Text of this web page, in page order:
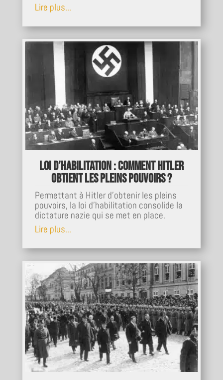
Lire plus...
Loi d’habilitation : Comment Hitler
obtient les pleins pouvoirs ?
Permettant à Hitler d'obtenir les pleins
pouvoirs, la loi d'habilitation consolide la
dictature nazie qui se met en place.
Lire plus...